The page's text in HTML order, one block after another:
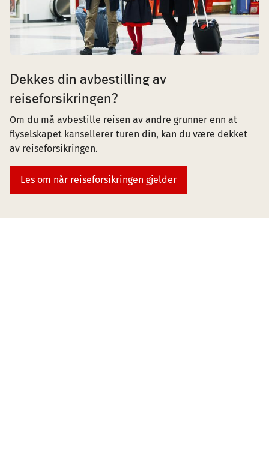
Dekkes din avbestilling av
reiseforsikringen?
Om du må avbestille reisen av andre grunner enn at
flyselskapet kansellerer turen din, kan du være dekket
av reiseforsikringen.
Les om når reiseforsikringen gjelder